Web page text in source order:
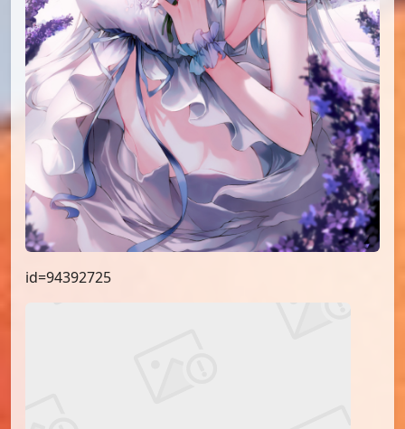
id=94392725